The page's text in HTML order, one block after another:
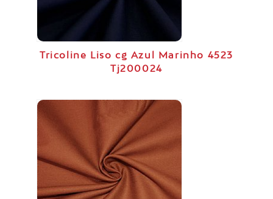
Tricoline Liso cg Azul Marinho 4523
Tj200024